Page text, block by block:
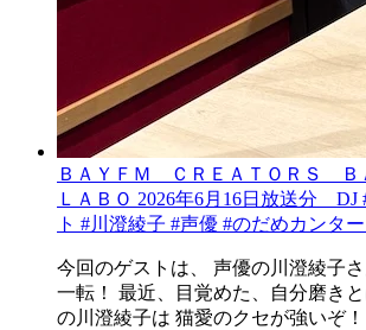
ＢＡＹＦＭ ＣＲＥＡＴＯＲＳ Ｂ
ＬＡＢＯ 2026年6月16日放送分
ト #川澄綾子 #声優 #のだめカンタ
今回のゲストは、 声優の川澄綾子
一転！ 最近、目覚めた、自分磨き
の川澄綾子は 猫愛のクセが強いぞ